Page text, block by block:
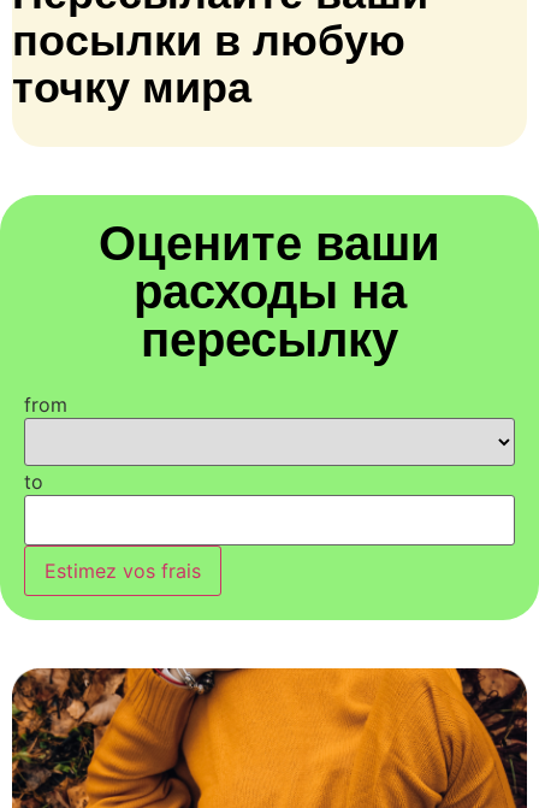
посылки в любую
точку мира
Оцените ваши
расходы на
пересылку
from
to
Estimez vos frais